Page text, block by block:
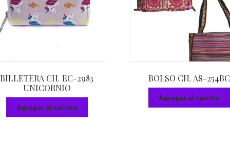
BILLETERA CH. EC-2983
UNICORNIO
Agregar al carrito
BOLSO CH. AS-254BC
Agregar al carrito